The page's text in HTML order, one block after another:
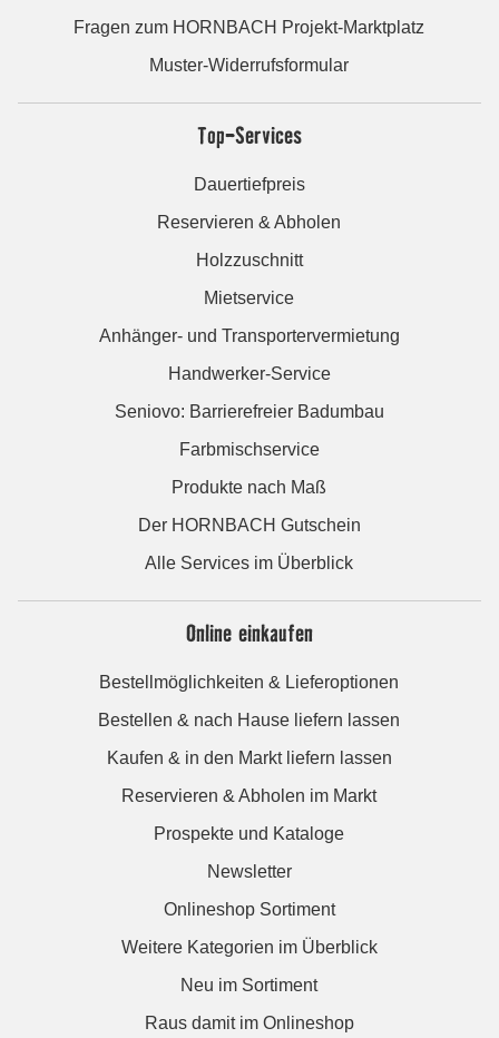
Fragen zum HORNBACH Projekt-Marktplatz
Muster-Widerrufsformular
Top-Services
Dauertiefpreis
Reservieren & Abholen
Holzzuschnitt
Mietservice
Anhänger- und Transportervermietung
Handwerker-Service
Seniovo: Barrierefreier Badumbau
Farbmischservice
Produkte nach Maß
Der HORNBACH Gutschein
Alle Services im Überblick
Online einkaufen
Bestellmöglichkeiten & Lieferoptionen
Bestellen & nach Hause liefern lassen
Kaufen & in den Markt liefern lassen
Reservieren & Abholen im Markt
Prospekte und Kataloge
Newsletter
Onlineshop Sortiment
Weitere Kategorien im Überblick
Neu im Sortiment
Raus damit im Onlineshop